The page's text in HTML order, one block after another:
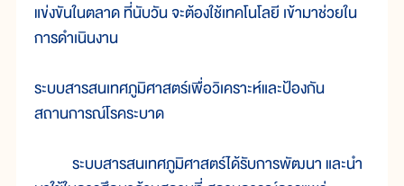
แข่งขันในตลาด ที่นับวัน จะต้องใช้เทคโนโลยี เข้ามาช่วยใน
การดำเนินงาน
ระบบสารสนเทศภูมิศาสตร์เพื่อวิเคราะห์และป้องกัน
สถานการณ์โรคระบาด
ระบบสารสนเทศภูมิศาสตร์ได้รับการพัฒนา และนำ